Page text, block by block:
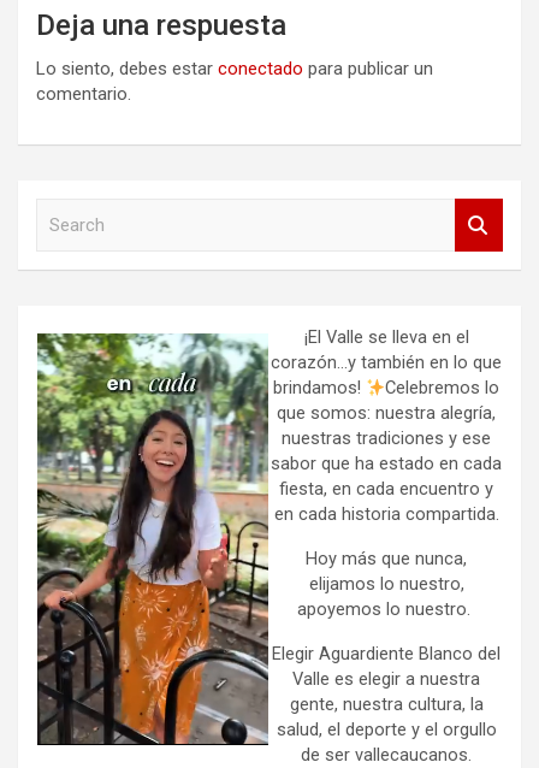
Deja una respuesta
Lo siento, debes estar conectado para publicar un
comentario.
h
¡El Valle se lleva en el
corazón…y también en lo que
brindamos!
Celebremos lo
que somos: nuestra alegría,
nuestras tradiciones y ese
sabor que ha estado en cada
fiesta, en cada encuentro y
en cada historia compartida.
Hoy más que nunca,
elijamos lo nuestro,
apoyemos lo nuestro.
Elegir Aguardiente Blanco del
Valle es elegir a nuestra
gente, nuestra cultura, la
salud, el deporte y el orgullo
de ser vallecaucanos.